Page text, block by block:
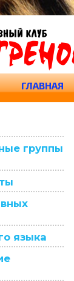
ГЛАВНАЯ
группы
языка